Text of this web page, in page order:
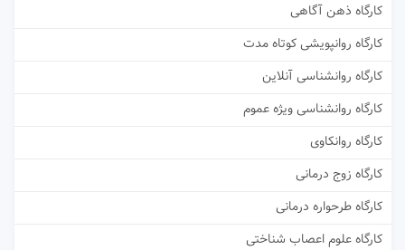
کارگاه ذهن آگاهی
کارگاه روانپویشی کوتاه مدت
کارگاه روانشناسی آنلاین
کارگاه روانشناسی ویژه عموم
کارگاه روانکاوی
کارگاه زوج درمانی
کارگاه طرحواره درمانی
کارگاه علوم اعصاب شناختی